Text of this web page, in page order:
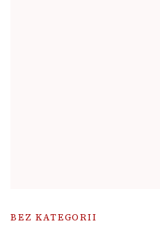
BEZ KATEGORII